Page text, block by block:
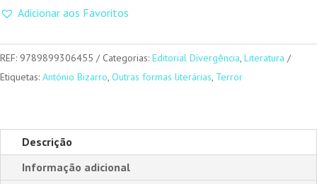
Fim
Coisas
(Vol.
O
Princípio
Adicionar aos Favoritos
REF: 9789899306455 Categorias: Editorial Divergência Literatura
Etiquetas: António Bizarro Outras formas literárias Terror
Descrição
Informação adicional